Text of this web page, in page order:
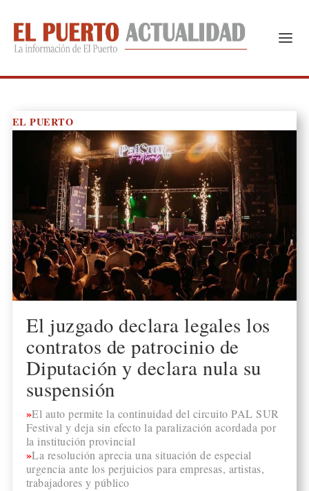
EL PUERTO
El juzgado declara legales los
contratos de patrocinio de
Diputación y declara nula su
suspensión
El auto permite la continuidad del circuito PAL SUR
Festival y deja sin efecto la paralización acordada por
la institución provincial
La resolución aprecia una situación de especial
urgencia ante los perjuicios para empresas, artistas,
trabajadores y público